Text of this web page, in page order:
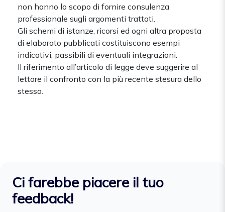
non hanno lo scopo di fornire consulenza
professionale sugli argomenti trattati.
Gli schemi di istanze, ricorsi ed ogni altra proposta
di elaborato pubblicati costituiscono esempi
indicativi, passibili di eventuali integrazioni.
Il riferimento all’articolo di legge deve suggerire al
lettore il confronto con la più recente stesura dello
stesso.
Ci farebbe piacere il tuo
feedback!